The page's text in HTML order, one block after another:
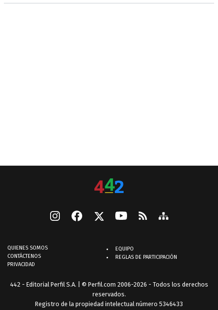
QUIENES SOMOS
CONTÁCTENOS
PRIVACIDAD
EQUIPO
REGLAS DE PARTICIPACIÓN
442 - Editorial Perfil S.A. | © Perfil.com 2006-2026 - Todos los derechos
reservados.
Registro de la propiedad intelectual número 5346433